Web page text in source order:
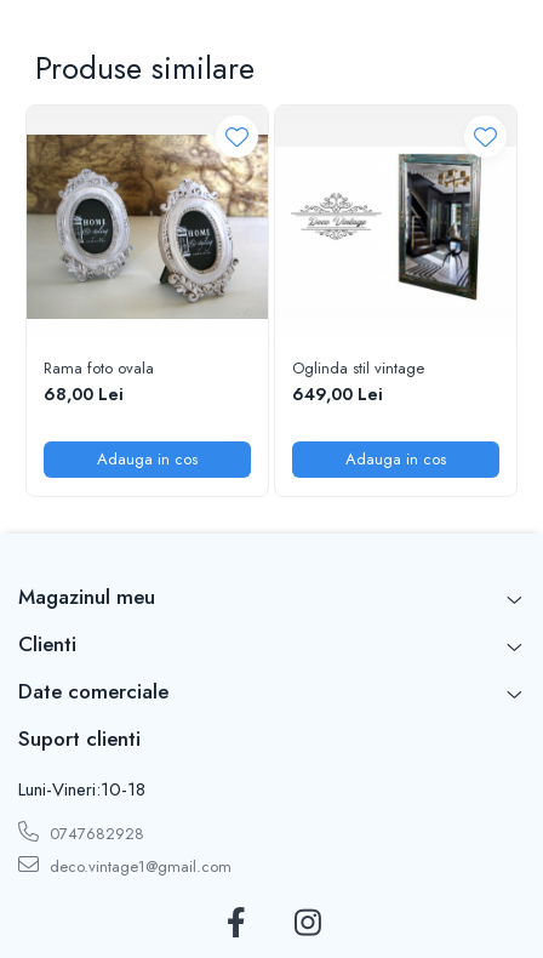
Produse similare
Rama foto ovala
68,00 Lei
Adauga in cos
Oglinda stil vintage
649,00 Lei
Adauga in cos
Magazinul meu
Clienti
Date comerciale
Suport clienti
Luni-Vineri:10-18
0747682928
deco.vintage1@gmail.com